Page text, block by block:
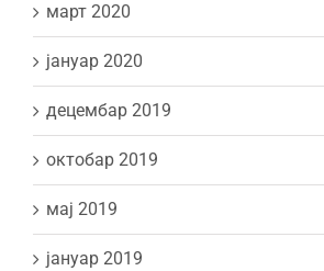
март 2020
јануар 2020
децембар 2019
октобар 2019
мај 2019
јануар 2019